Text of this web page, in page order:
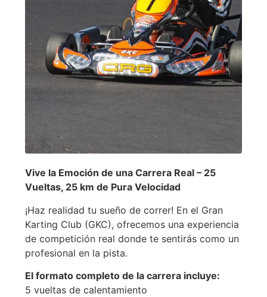
Vive la Emoción de una Carrera Real – 25
Vueltas, 25 km de Pura Velocidad
¡Haz realidad tu sueño de correr! En el Gran
Karting Club (GKC), ofrecemos una experiencia
de competición real donde te sentirás como un
profesional en la pista.
El formato completo de la carrera incluye:
5 vueltas de calentamiento